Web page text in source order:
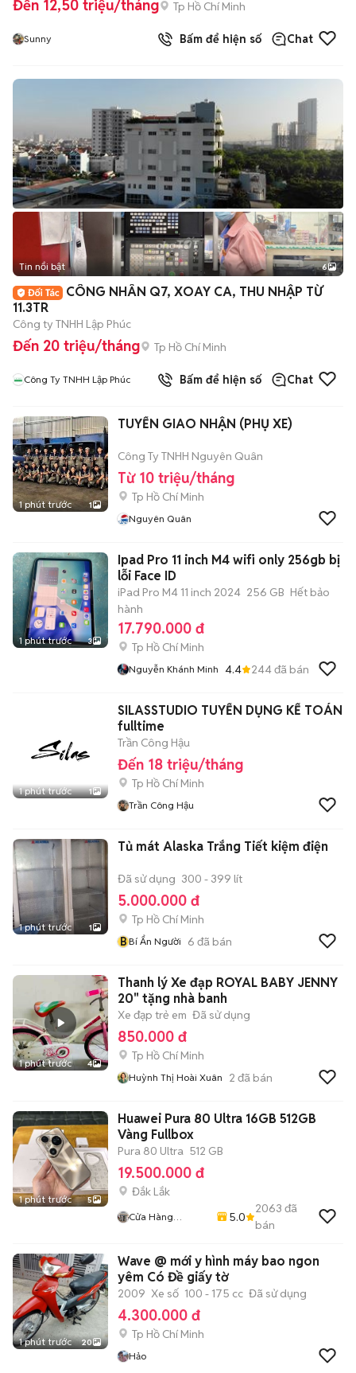
Đến 12,50 triệu/tháng Tp Hồ Chí Minh
Sunny Bấm để hiện số Chat
+2
Tin nổi bật 6
CÔNG NHÂN Q7, XOAY CA, THU NHẬP TỪ
11.3TR
Công ty TNHH Lập Phúc
Đến 20 triệu/tháng Tp Hồ Chí Minh
Công Ty TNHH Lập Phúc Bấm để hiện số Chat
1 phút trước 1
TUYỂN GIAO NHẬN (PHỤ XE)
Công Ty TNHH Nguyên Quân
Từ 10 triệu/tháng
Tp Hồ Chí Minh
Nguyên Quân
1 phút trước 3
Ipad Pro 11 inch M4 wifi only 256gb bị
lỗi Face ID
iPad Pro M4 11 inch 2024 256 GB Hết bảo
hành
17.790.000 đ
Tp Hồ Chí Minh
Nguyễn Khánh Minh 4.4 244đã bán
1 phút trước 1
SILASSTUDIO TUYỂN DỤNG KẾ TOÁN
fulltime
Trần Công Hậu
Đến 18 triệu/tháng
Tp Hồ Chí Minh
Trần Công Hậu
1 phút trước 1
Tủ mát Alaska Trắng Tiết kiệm điện
Đã sử dụng 300 - 399 lít
5.000.000 đ
Tp Hồ Chí Minh
BBí Ẩn Người 6 đã bán
1 phút trước 4
Thanh lý Xe đạp ROYAL BABY JENNY
20" tặng nhà banh
Xe đạp trẻ em Đã sử dụng
850.000 đ
Tp Hồ Chí Minh
Huỳnh Thị Hoài Xuân 2 đã bán
1 phút trước 5
Huawei Pura 80 Ultra 16GB 512GB
Vàng Fullbox
Pura 80 Ultra 512 GB
19.500.000 đ
Đắk Lắk
Cửa Hàng
5.0
2063 đã
bán
1 phút trước 20
Wave @ mới y hình máy bao ngon
yêm Có Đề giấy tờ
2009 Xe số 100 - 175 cc Đã sử dụng
4.300.000 đ
Tp Hồ Chí Minh
Hảo